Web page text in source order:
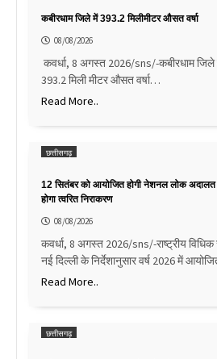
कबीरधाम जिले में 393.2 मिलीमीटर औसत वर्षा
08/08/2026
कवर्धा, 8 अगस्त 2026/sns/-कबीरधाम
393.2 मिली मीटर औसत वर्षा…
Read More..
छत्तीसगढ़
12 सितंबर को आयोजित होगी नेशनल लोक अदालत
होगा त्वरित निराकरण
08/08/2026
कवर्धा, 8 अगस्त 2026/sns/-राष्ट्रीय विधिक
नई दिल्ली के निर्देशानुसार वर्ष 2026 में
Read More..
छत्तीसगढ़